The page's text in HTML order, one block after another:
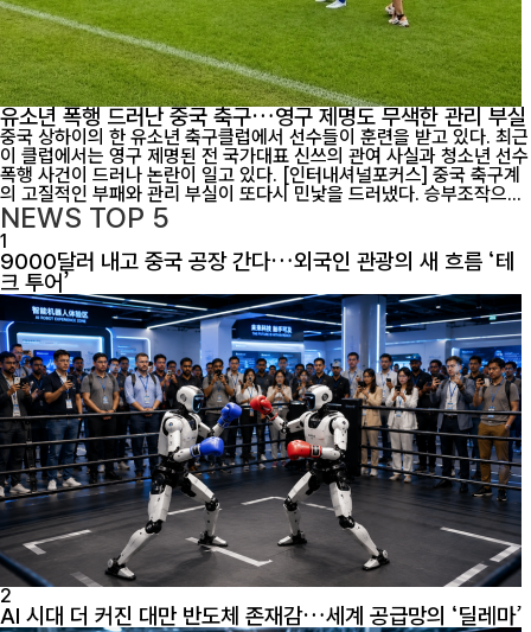
유소년 폭행 드러난 중국 축구…영구 제명도 무색한 관리 부실
중국 상하이의 한 유소년 축구클럽에서 선수들이 훈련을 받고 있다. 최근
이 클럽에서는 영구 제명된 전 국가대표 신쓰의 관여 사실과 청소년 선수
폭행 사건이 드러나 논란이 일고 있다. [인터내셔널포커스] 중국 축구계
의 고질적인 부패와 관리 부실이 또다시 민낯을 드러냈다. 승부조작으...
NEWS TOP 5
1
9000달러 내고 중국 공장 간다…외국인 관광의 새 흐름 ‘테
크 투어’
2
AI 시대 더 커진 대만 반도체 존재감…세계 공급망의 ‘딜레마’